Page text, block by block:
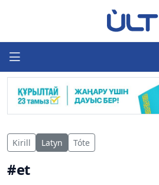
Kirill Latyn Tóte
#et